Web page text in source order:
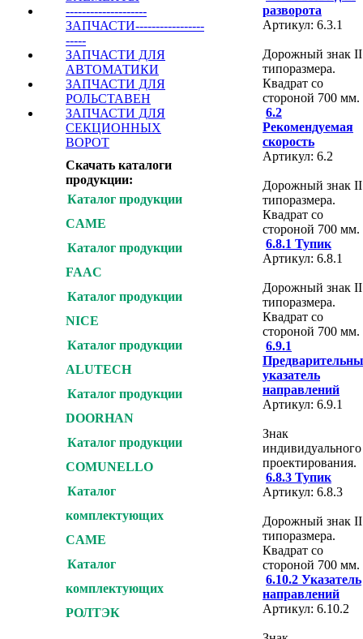
--------------------
ЗАПЧАСТИ-----------------
-----
ЗАПЧАСТИ ДЛЯ
АВТОМАТИКИ
ЗАПЧАСТИ ДЛЯ
РОЛЬСТАВЕН
ЗАПЧАСТИ ДЛЯ
СЕКЦИОННЫХ
ВОРОТ
Скачать каталоги
продукции:
Каталог продукции
CAME
Каталог продукции
FAAC
Каталог продукции
NICE
Каталог продукции
ALUTECH
Каталог продукции
DOORHAN
Каталог продукции
COMUNELLO
Каталог
комплектующих
CAME
Каталог
комплектующих
РОЛТЭК
разворота
Артикул: 6.3.1
Дорожный знак II
типоразмера.
Квадрат со
стороной 700 мм.
6.2
Рекомендуемая
скорость
Артикул: 6.2
Дорожный знак II
типоразмера.
Квадрат со
стороной 700 мм.
6.8.1 Тупик
Артикул: 6.8.1
Дорожный знак II
типоразмера.
Квадрат со
стороной 700 мм.
6.9.1
указатель
направлений
Артикул: 6.9.1
Знак
индивидуального
проектирования.
6.8.3 Тупик
Артикул: 6.8.3
Дорожный знак II
типоразмера.
Квадрат со
стороной 700 мм.
6.10.2 Указатель
направлений
Артикул: 6.10.2